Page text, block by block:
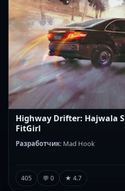
Highway Drifter: Hajwala
FitGirl
Разработчик: Mad Hook
405 💬 0 ★ 4.7